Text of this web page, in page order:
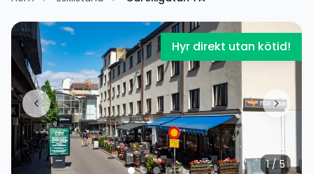
Hyr direkt utan kötid!
1/5